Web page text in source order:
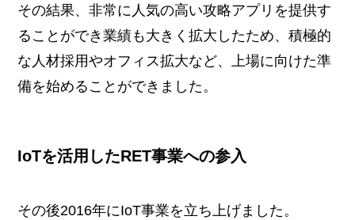
その結果、非常に人気の高い攻略アプリを提供す
ることができ業績も大きく拡大したため、積極的
な人材採用やオフィス拡大など、上場に向けた準
備を始めることができました。
IoTを活用したRET事業への参入
その後2016年にIoT事業を立ち上げました。